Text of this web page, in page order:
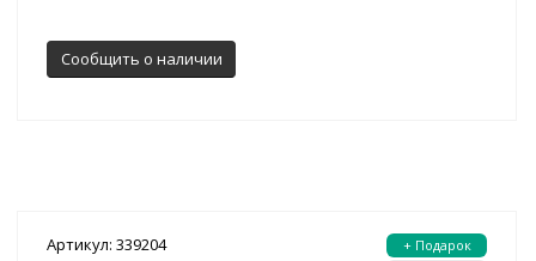
Сообщить о наличии
Артикул: 339204 + Подарок